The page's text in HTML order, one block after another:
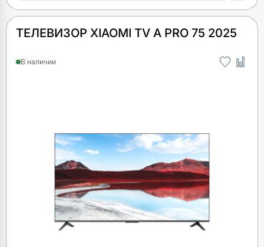
ТЕЛЕВИЗОР XIAOMI TV A PRO 75 2025
В наличии